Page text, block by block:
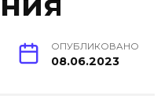
ОПУБЛИКОВАНО
08.06.2023